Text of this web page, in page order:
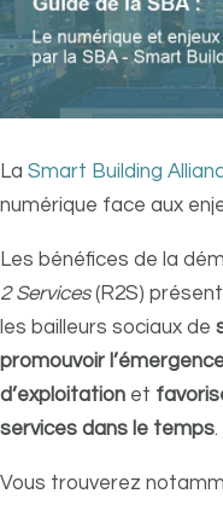
La Smart Building
numérique face aux
Les bénéfices de la
2 Services(R2S)
les bailleurs sociaux de
promouvoir
d’exploitation et
services dans le temps.
Vous trouverez